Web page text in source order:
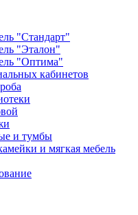
"Стандарт"
"Эталон"
"Оптима"
кабинетов
и тумбы
и мягкая мебель